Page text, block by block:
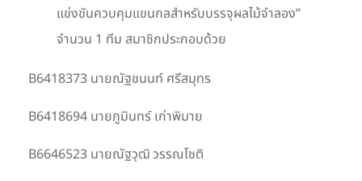
แข่งขันควบคุมแขนกลสําหรับบรรจุผลไม้จําลอง”
จำนวน 1 ทีม สมาชิกประกอบด้วย
B6418373 นายณัฐชนนท์ ศรีสมุทร
B6418694 นายภูมินทร์ เก่าพิมาย
B6646523 นายณัฐวุฒิ วรรณโชติ